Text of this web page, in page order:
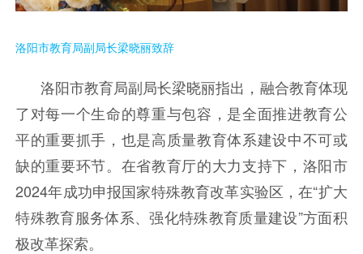
洛阳市教育局副局长梁晓丽致辞
洛阳市教育局副局长梁晓丽指出，融合教育体现
了对每一个生命的尊重与包容，是全面推进教育公
平的重要抓手，也是高质量教育体系建设中不可或
缺的重要环节。在省教育厅的大力支持下，洛阳市
2024年成功申报国家特殊教育改革实验区，在“扩大
特殊教育服务体系、强化特殊教育质量建设”方面积
极改革探索。